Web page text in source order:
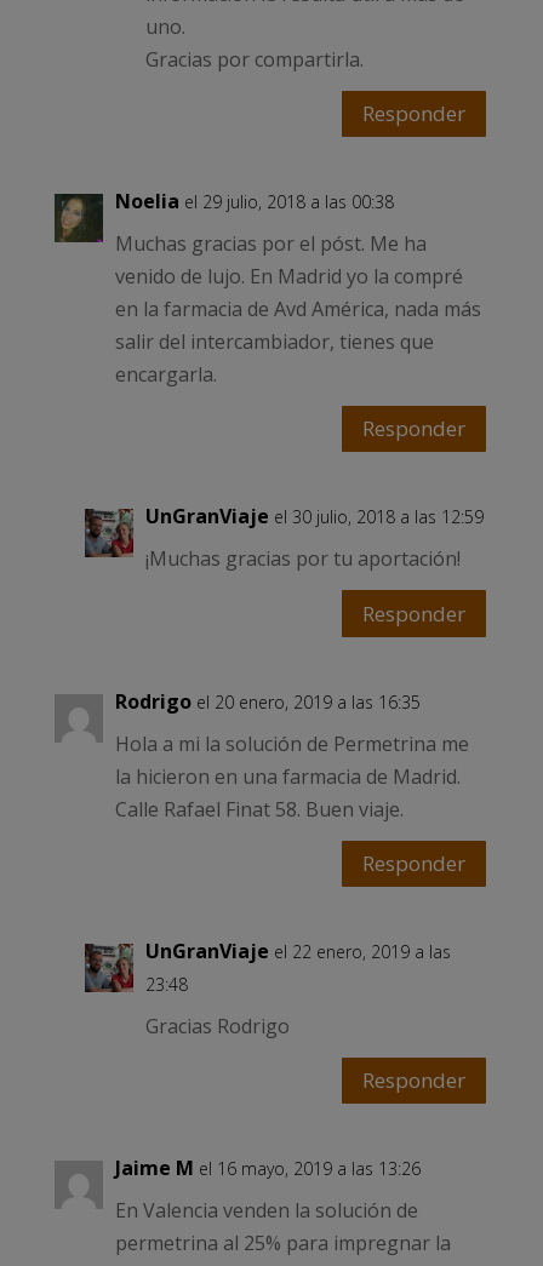
uno.
Gracias por compartirla.
Responder
Noelia el 29 julio, 2018 a las 00:38
Muchas gracias por el póst. Me ha
venido de lujo. En Madrid yo la compré
en la farmacia de Avd América, nada más
salir del intercambiador, tienes que
encargarla.
Responder
UnGranViaje el 30 julio, 2018 a las 12:59
¡Muchas gracias por tu aportación!
Responder
Rodrigo el 20 enero, 2019 a las 16:35
Hola a mi la solución de Permetrina me
la hicieron en una farmacia de Madrid.
Calle Rafael Finat 58. Buen viaje.
Responder
UnGranViaje el 22 enero, 2019 a las
23:48
Gracias Rodrigo
Responder
Jaime M el 16 mayo, 2019 a las 13:26
En Valencia venden la solución de
permetrina al 25% para impregnar la